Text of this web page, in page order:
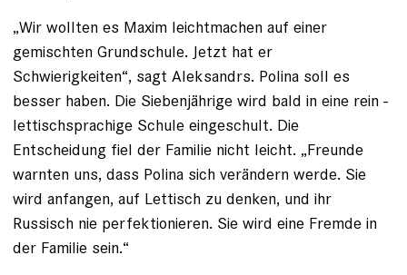
„Wir wollten es Maxim leichtmachen auf einer
gemischten Grundschule. Jetzt hat er
Schwierigkeiten“, sagt Aleksandrs. ­Polina soll es
besser haben. Die Siebenjährige wird bald in eine rein ­
let­tischsprachige Schule eingeschult. Die
Entscheidung fiel der Familie nicht leicht. „Freunde
warnten uns, dass Polina sich verändern werde. Sie
wird anfangen, auf Lettisch zu denken, und ihr
Russisch nie perfektionieren. Sie wird eine Fremde in
der Familie sein.“